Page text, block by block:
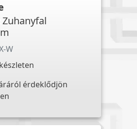
W
érdeklődjön